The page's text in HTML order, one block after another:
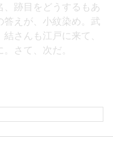
、跡目をどうするもあ
答えが、小紋染め。武
結さんも江戸に来て、
さて、次だ。